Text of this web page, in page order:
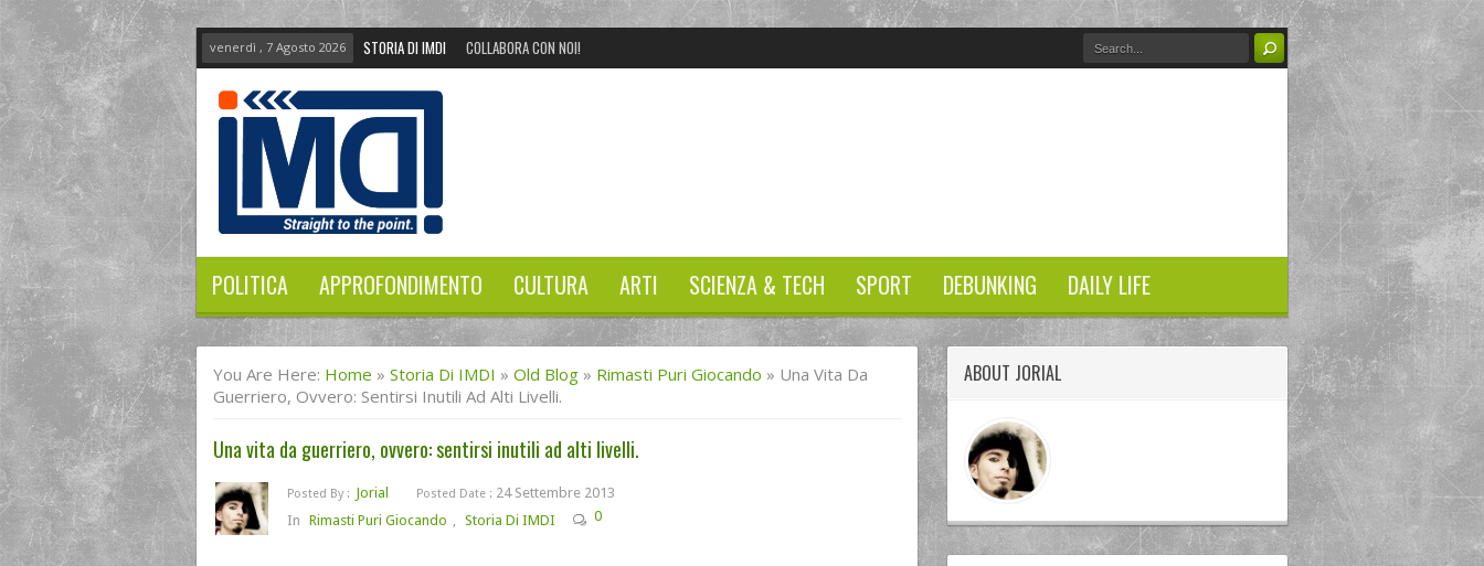
venerdì , 7 Agosto 2026 STORIA DI IMDI COLLABORA CON NOI!
POLITICA APPROFONDIMENTO CULTURA ARTI SCIENZA & TECH SPORT DEBUNKING DAILY LIFE
You Are Here: Home » Storia Di IMDI » Old Blog » Rimasti Puri Giocando » Una Vita Da
Guerriero, Ovvero: Sentirsi Inutili Ad Alti Livelli.
Una vita da guerriero, ovvero: sentirsi inutili ad alti livelli.
Posted By : Jorial Posted Date : 24 Settembre 2013
In Rimasti Puri Giocando , Storia Di IMDI 0
ABOUT JORIAL